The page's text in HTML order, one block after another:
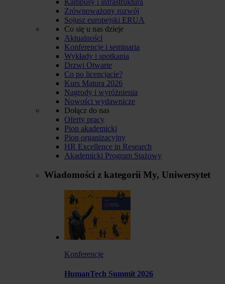
Zrównoważony rozwój
Sojusz europejski ERUA
Co się u nas dzieje
Aktualności
Konferencje i seminaria
Wykłady i spotkania
Drzwi Otwarte
Co po licencjacie?
Kurs Matura 2026
Nagrody i wyróżnienia
Nowości wydawnicze
Dołącz do nas
Oferty pracy
Pion akademicki
Pion organizacyjny
HR Excellence in Research
Akademicki Program Stażowy
Wiadomości z kategorii My, Uniwersytet
Konferencje
HumanTech Summit 2026